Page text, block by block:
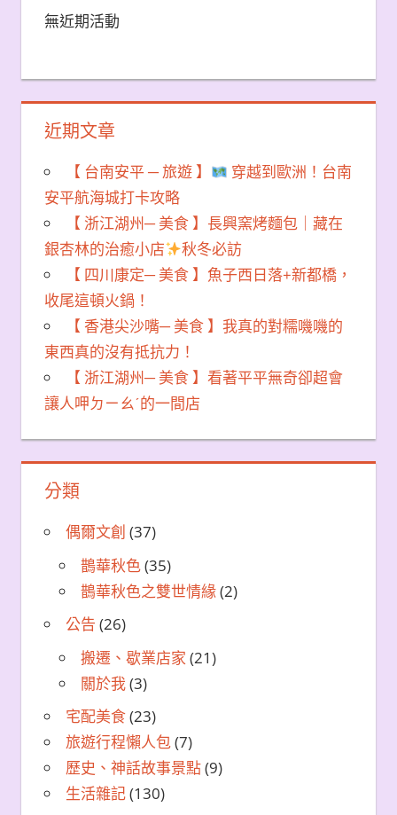
無近期活動
近期文章
【 台南安平 ─ 旅遊 】
穿越到歐洲！台南
安平航海城打卡攻略
【 浙江湖州─ 美食 】長興窯烤麵包｜藏在
銀杏林的治癒小店
秋冬必訪
【 四川康定─ 美食 】魚子西日落+新都橋，
收尾這頓火鍋！
【 香港尖沙嘴─ 美食 】我真的對糯嘰嘰的
東西真的沒有抵抗力！
【 浙江湖州─ 美食 】看著平平無奇卻超會
讓人呷ㄉㄧㄠˊ的一間店
分類
偶爾文創 (37)
鵲華秋色(35)
鵲華秋色之雙世情緣(2)
公告 (26)
搬遷、歇業店家 (21)
關於我(3)
宅配美食(23)
旅遊行程懶人包(7)
歷史、神話故事景點(9)
生活雜記(130)